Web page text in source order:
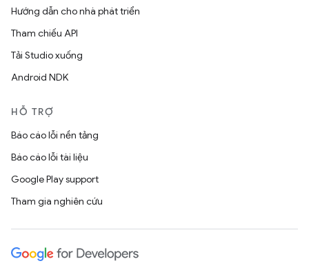
Hướng dẫn cho nhà phát triển
Tham chiếu API
Tải Studio xuống
Android NDK
HỖ TRỢ
Báo cáo lỗi nền tảng
Báo cáo lỗi tài liệu
Google Play support
Tham gia nghiên cứu